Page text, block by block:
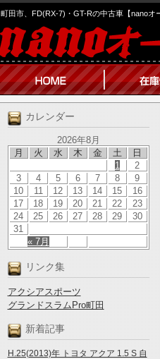
町田市、FD(RX-7)・GT-Rの中古車【nanoオ
カレンダー
2026年8月
月
火 水 木 金 土 日
« 7月
1
2
3
4 5 6 7 8
9
10
11 12 13 14 15
16
17
18 19 20 21 22
23
24
25 26 27 28 29
30
31
リンク集
アクシアスポーツ
グランドスラムPro町田
新着記事
H.25(2013)年 トヨタ アクア 1.5 S 自